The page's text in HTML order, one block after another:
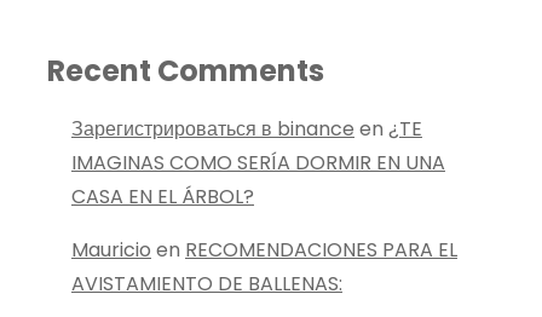
Recent Comments
Зарегистрироваться в binance en ¿TE
IMAGINAS COMO SERÍA DORMIR EN UNA
CASA EN EL ÁRBOL?
Mauricio en RECOMENDACIONES PARA EL
AVISTAMIENTO DE BALLENAS: